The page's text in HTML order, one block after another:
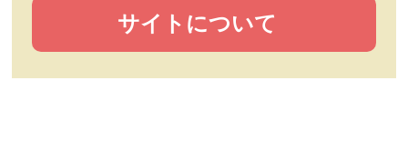
サイトについて